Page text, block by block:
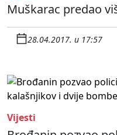
Muškarac predao
28.04.2017. u 17:57
Vijesti